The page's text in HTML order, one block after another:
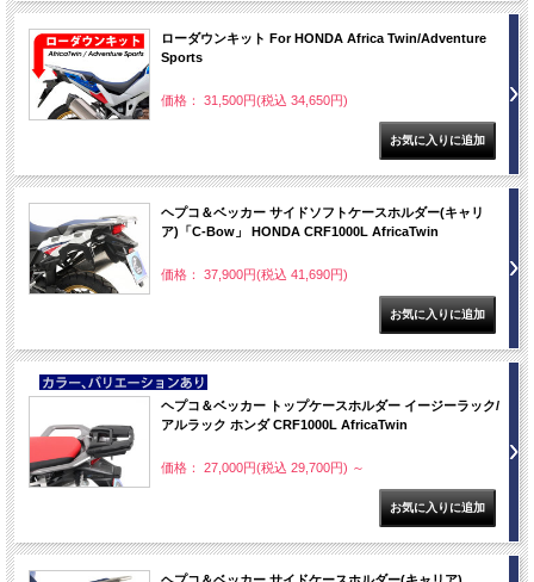
ローダウンキット For HONDA Africa Twin/Adventure
Sports
価格： 31,500円(税込 34,650円)
ヘプコ＆ベッカー サイドソフトケースホルダー(キャリ
ア)「C-Bow」 HONDA CRF1000L AfricaTwin
価格： 37,900円(税込 41,690円)
NEW
ヘプコ＆ベッカー トップケースホルダー イージーラック/
アルラック ホンダ CRF1000L AfricaTwin
価格： 27,000円(税込 29,700円) ～